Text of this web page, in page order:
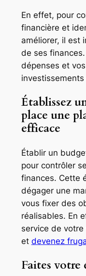
En effet, pour
financière et
améliorer, il est
de ses
dépenses et
Établissez
place une
efficace
Établir un
pour contrôler
finances. Cette
dégager une
vous fixer des
réalisables. En
service de
et devenez
Faites votre